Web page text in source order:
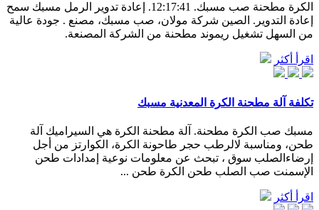
الكرة مطحنة صب مسبك. 12:17:41. إعادة تدوير الرمل مسبك سمح
إعادة التدوير. الصين شركة مولان، صب مسبك، مصنع . جودة عالية
من السهل تشغيل ريموند مطحنة من الشركة المصنعة.
اقرأ أكثر
تكلفة آلة مطحنة الكرة المعدنية مسبك
مسبك صب الكرة مطحنة. آلة مطحنة الكرة هي السيراميك آلة
طحن، ومناسبة لالرطب حجر طاحونة الكرة، الكوارتز من أجل
إرضاءالصلب سوق ، تبحث عن معلومات نوعية إمدادات طحن
الإسمنت صب الصلب طحن الكرة طحن ...
اقرأ أكثر